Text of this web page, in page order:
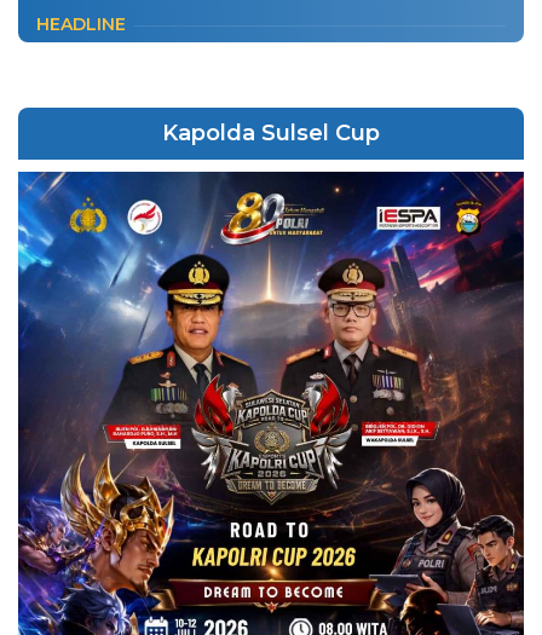
HEADLINE
Kapolda Sulsel Cup